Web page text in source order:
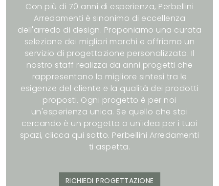
Con più di 70 anni di esperienza, Perbellini
Arredamenti è sinonimo di eccellenza
dell'arredo di design. Proponiamo una curata
selezione dei migliori marchi e offriamo un
servizio di progettazione personalizzato. Il
nostro staff realizza da anni progetti che
rappresentano la migliore sintesi tra le
esigenze del cliente e la qualità dei prodotti
proposti. Ogni progetto è per noi
un'esperienza unica. Se quello che stai
cercando è un progetto o un'idea per i tuoi
spazi, clicca qui sotto. Perbellini Arredamenti
ti aspetta.
RICHIEDI PROGETTAZIONE